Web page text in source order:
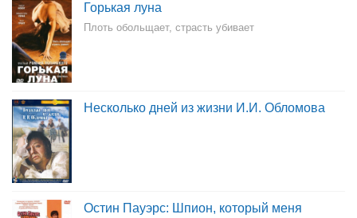
Горькая луна
Плоть обольщает, страсть убивает
Несколько дней из жизни И.И. Обломова
Остин Пауэрс: Шпион, который меня